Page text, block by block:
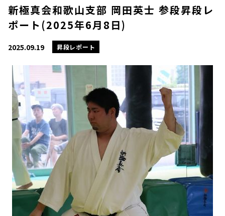
新極真会和歌山支部 岡田英士 参段昇段レ
ポート(2025年6月8日)
2025.09.19 昇段レポート